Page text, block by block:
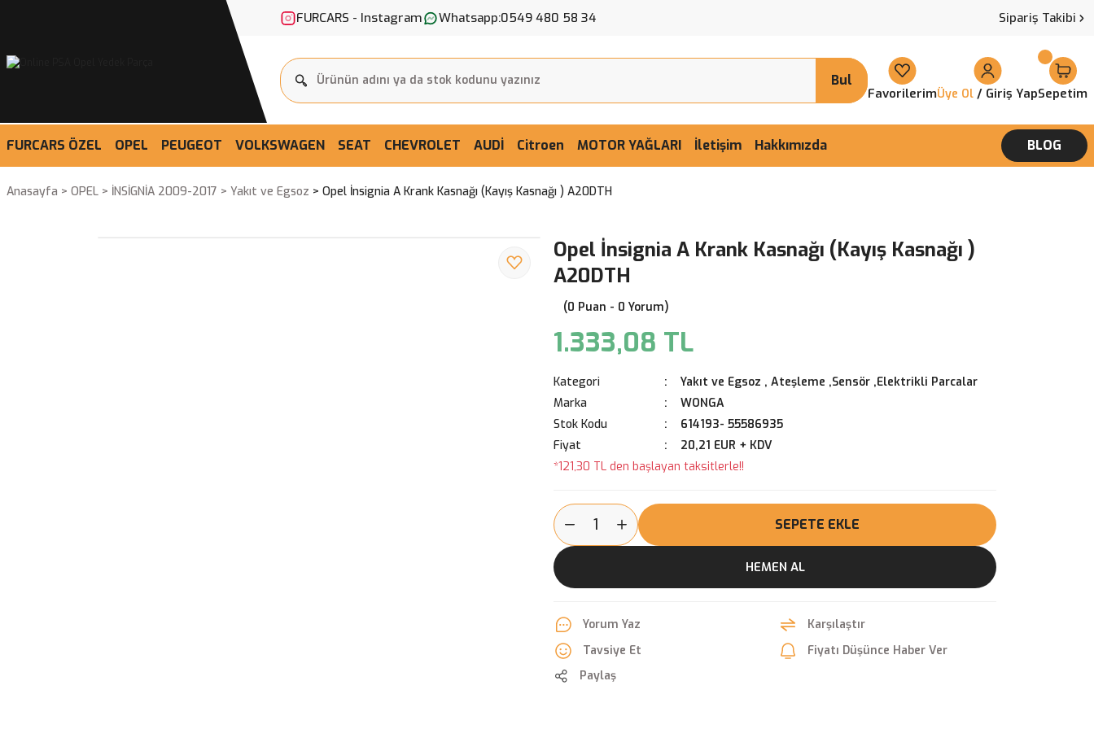
FURCARS - Instagram Whatsapp:0549 480 58 34 Sipariş Takibi
Bul
FavorilerimÜye Ol / Giriş YapSepetim
FURCARS ÖZEL OPEL PEUGEOT VOLKSWAGEN SEAT CHEVROLET AUDİ Citroen MOTOR YAĞLARI İletişim Hakkımızda BLOG
Anasayfa OPEL İNSİGNİA 2009-2017 Yakıt ve Egsoz Opel İnsignia A Krank Kasnağı (Kayış Kasnağı ) A20DTH
Opel İnsignia A Krank Kasnağı (Kayış Kasnağı )
A20DTH
(0 Puan - 0 Yorum)
1.333,08 TL
Kategori Yakıt ve Egsoz , Ateşleme ,Sensör ,Elektrikli Parcalar
Marka
WONGA
Stok Kodu
614193- 55586935
Fiyat
20,21 EUR + KDV
*121,30 TL den başlayan taksitlerle!!
SEPETE EKLE
HEMEN AL
Yorum Yaz
Karşılaştır
Tavsiye Et
Fiyatı Düşünce Haber Ver
Paylaş